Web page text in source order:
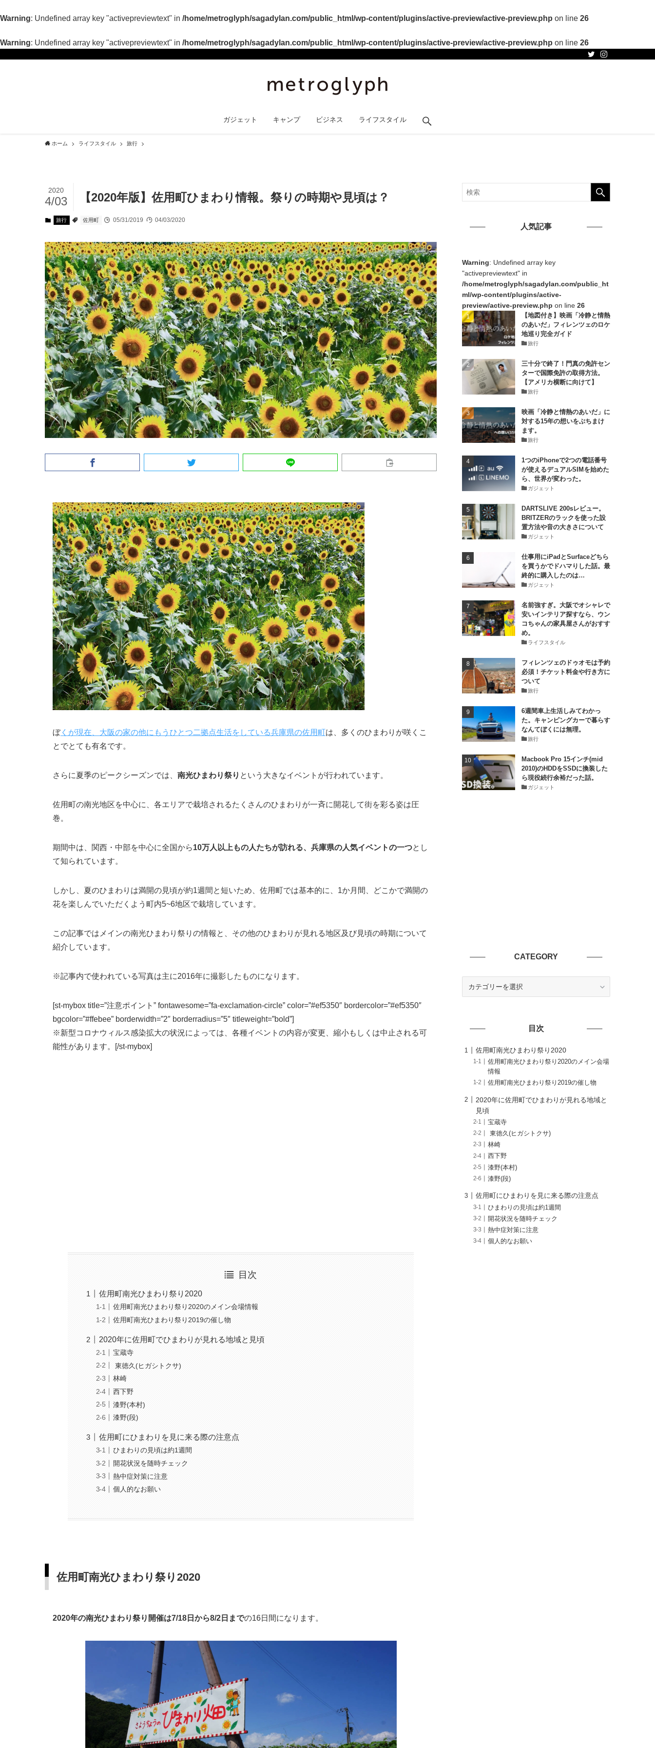
Warning: Undefined array key "activepreviewtext" in /home/metroglyph/sagadylan.com/public_html/wp-content/plugins/active-preview/active-preview.php on line 26
Warning: Undefined array key "activepreviewtext" in /home/metroglyph/sagadylan.com/public_html/wp-content/plugins/active-preview/active-preview.php on line 26
ガジェット キャンプ ビジネス ライフスタイル
ホーム ライフスタイル 旅行
【2020年版】佐用町ひまわり情報。祭りの時期や見頃は？
2020
4/03
旅行 佐用町 05/31/2019 04/03/2020
ぼくが現在、大阪の家の他にもうひとつ二拠点生活をしている兵庫県の佐用町は、多くのひまわりが咲くこ
とでとても有名です。
さらに夏季のピークシーズンでは、 南光ひまわり祭り という大きなイベントが行われています。
佐用町の南光地区を中心に、各エリアで栽培されるたくさんのひまわりが一斉に開花して街を彩る姿は圧
巻。
期間中は、関西・中部を中心に全国から10万人以上もの人たちが訪れる、兵庫県の人気イベントの一つとし
て知られています。
しかし、夏のひまわりは満開の見頃が約1週間と短いため、佐用町では基本的に、1か月間、どこかで満開の
花を楽しんでいただくよう町内5~6地区で栽培しています。
この記事ではメインの南光ひまわり祭りの情報と、その他のひまわりが見れる地区及び見頃の時期について
紹介しています。
※記事内で使われている写真は主に2016年に撮影したものになります。
[st-mybox title=”注意ポイント” fontawesome=”fa-exclamation-circle” color=”#ef5350″ bordercolor=”#ef5350″
bgcolor=”#ffebee” borderwidth=”2″ borderradius=”5″ titleweight=”bold”]
※新型コロナウィルス感染拡大の状況によっては、各種イベントの内容が変更、縮小もしくは中止される可
能性があります。[/st-mybox]
目次
佐用町南光ひまわり祭り2020
佐用町南光ひまわり祭り2020のメイン会場情報
佐用町南光ひまわり祭り2019の催し物
2020年に佐用町でひまわりが見れる地域と見頃
宝蔵寺
東徳久(ヒガシトクサ)
林崎
西下野
漆野(本村)
漆野(段)
佐用町にひまわりを見に来る際の注意点
ひまわりの見頃は約1週間
開花状況を随時チェック
熱中症対策に注意
個人的なお願い
佐用町南光ひまわり祭り2020
2020年の南光ひまわり祭り開催は7/18日から8/2日までの16日間になります。
人気記事
Warning: Undefined array key
"activepreviewtext" in
/home/metroglyph/sagadylan.com/public_ht
ml/wp-content/plugins/active-
preview/active-preview.php on line 26
【地図付き】映画「冷静と情熱
のあいだ」フィレンツェのロケ
地巡り完全ガイド
旅行
三十分で終了！門真の免許セン
ターで国際免許の取得方法。
【アメリカ横断に向けて】
旅行
映画「冷静と情熱のあいだ」に
対する15年の想いをぶちまけ
ます。
旅行
1つのiPhoneで2つの電話番号
が使えるデュアルSIMを始めた
ら、世界が変わった。
ガジェット
DARTSLIVE 200sレビュー。
BRITZERのラックを使った設
置方法や音の大きさについて
ガジェット
仕事用にiPadとSurfaceどちら
を買うかでドハマりした話。最
終的に購入したのは…
ガジェット
名前強すぎ。大阪でオシャレで
安いインテリア探すなら、ウン
コちゃんの家具屋さんがおすす
め。
ライフスタイル
フィレンツェのドゥオモは予約
必須！チケット料金や行き方に
ついて
旅行
6週間車上生活しみてわかっ
た。キャンピングカーで暮らす
なんてぼくには無理。
旅行
Macbook Pro 15インチ(mid
2010)のHDDをSSDに換装した
ら現役続行余裕だった話。
ガジェット
CATEGORY
目次
佐用町南光ひまわり祭り2020
佐用町南光ひまわり祭り2020のメイン会場
情報
佐用町南光ひまわり祭り2019の催し物
2020年に佐用町でひまわりが見れる地域と
見頃
宝蔵寺
東徳久(ヒガシトクサ)
林崎
西下野
漆野(本村)
漆野(段)
佐用町にひまわりを見に来る際の注意点
ひまわりの見頃は約1週間
開花状況を随時チェック
熱中症対策に注意
個人的なお願い